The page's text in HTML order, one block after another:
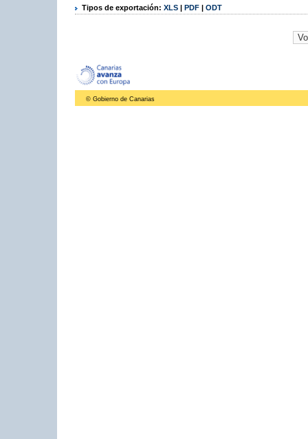
Tipos de exportación: XLS | PDF | ODT
© Gobierno de Canarias